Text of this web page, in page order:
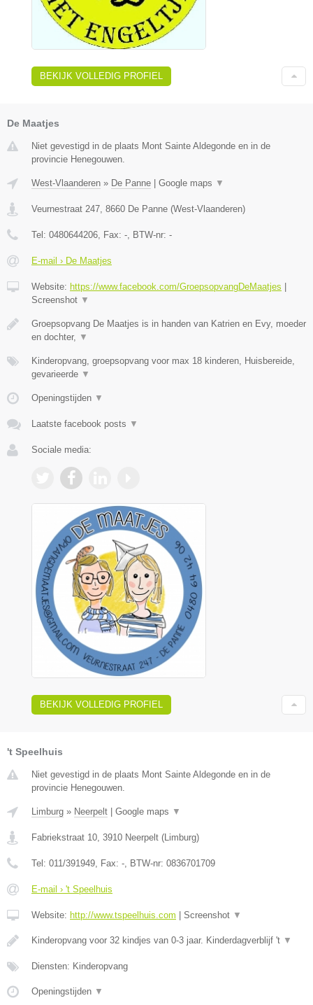
BEKIJK VOLLEDIG PROFIEL
De Maatjes
Niet gevestigd in de plaats Mont Sainte Aldegonde en in de
provincie Henegouwen.
West-Vlaanderen » De Panne Google maps ▼
Veurnestraat 247, 8660 De Panne (West-Vlaanderen)
Tel: 0480644206, Fax: -, BTW-nr: -
E-mail › De Maatjes
Website: https://www.facebook.com/GroepsopvangDeMaatjes
Screenshot ▼
Groepsopvang De Maatjes is in handen van Katrien en Evy, moeder
en dochter, ▼
Kinderopvang, groepsopvang voor max 18 kinderen, Huisbereide,
gevarieerde ▼
Openingstijden ▼
Laatste facebook posts ▼
Sociale media:
BEKIJK VOLLEDIG PROFIEL
't Speelhuis
Niet gevestigd in de plaats Mont Sainte Aldegonde en in de
provincie Henegouwen.
Limburg » Neerpelt Google maps ▼
Fabriekstraat 10, 3910 Neerpelt (Limburg)
Tel: 011/391949, Fax: -, BTW-nr: 0836701709
E-mail › 't Speelhuis
Website: http://www.tspeelhuis.com Screenshot ▼
Kinderopvang voor 32 kindjes van 0-3 jaar. Kinderdagverblijf 't ▼
Diensten: Kinderopvang
Openingstijden ▼